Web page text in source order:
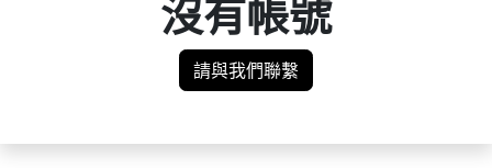
沒有帳號
請與我們聯繫